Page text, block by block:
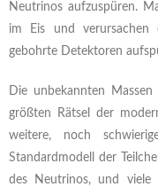
Neutrinos aufzuspüren.
im Eis und
gebohrte Detektoren
Die unbekannten
größten Rätsel der
weitere, noch
Standardmodell der
des Neutrinos, und viele